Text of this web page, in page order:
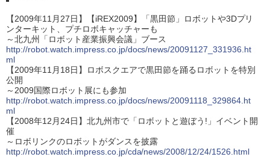
【2009年11月27日】【iREX2009】「黒田節」ロボットや3Dプリ
ンターキット、プチロボキャッチャーも
～北九州「ロボット産業振興会議」ブース
http://robot.watch.impress.co.jp/docs/news/20091127_331936.ht
ml
【2009年11月18日】ロボスクエアで黒田節を踊るロボットを特別
公開
～2009国際ロボット展にも参加
http://robot.watch.impress.co.jp/docs/news/20091118_329864.ht
ml
【2008年12月24日】北九州市で「ロボットと遊ぼう!」イベント開
催
～ロボリンクのロボットがダンスを披露
http://robot.watch.impress.co.jp/cda/news/2008/12/24/1526.html